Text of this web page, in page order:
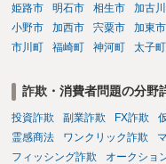
姫路市
明石市 相生市 加古
小野市
加西市 宍粟市 加東市
市川町
福崎町 神河町 太子町
詐欺・消費者問題の分野
投資詐欺 副業詐欺 FX詐欺
霊感商法
ワンクリック詐欺
フィッシング詐欺
オークショ